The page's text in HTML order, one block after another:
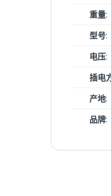
重量:
型号:
电压:
插电
产地:
品牌: